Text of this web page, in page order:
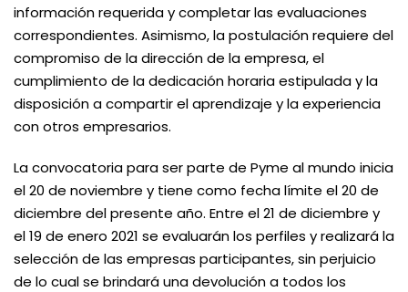
información requerida y completar las evaluaciones
correspondientes. Asimismo, la postulación requiere del
compromiso de la dirección de la empresa, el
cumplimiento de la dedicación horaria estipulada y la
disposición a compartir el aprendizaje y la experiencia
con otros empresarios.
La convocatoria para ser parte de Pyme al mundo inicia
el 20 de noviembre y tiene como fecha límite el 20 de
diciembre del presente año. Entre el 21 de diciembre y
el 19 de enero 2021 se evaluarán los perfiles y realizará la
selección de las empresas participantes, sin perjuicio
de lo cual se brindará una devolución a todos los